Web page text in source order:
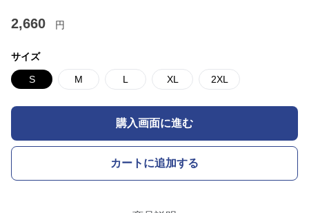
2,660 円
サイズ
S M L XL 2XL
購入画面に進む
カートに追加する